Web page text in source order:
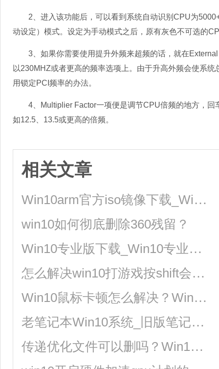
2、进入该功能后，可以看到系统自动识别CPU为
动设定）模式。设定为手动模式之后，原有灰色不可选的
3、如果你需要使用提升外频来超频的话，就在External
以230MHZ或者更高的频率选项上。由于升高外频会使系
用锁定PCI频率的办法。
4、Multiplier Factor一项便是调节CPU倍频的地方，回
如12.5、13.5或更高的倍频。
相关文章
Win10arm官方iso镜像下载_Win10arm版镜像64位下载
win10如何彻底删除360残留？
Win10专业版下载_Win10专业版极速安装系统64位
怎么解决win10打游戏按shift会切换输入法？
Win10鼠标卡顿怎么解决？Win10鼠标拖动窗口有延迟解决方法
老笔记本Win10系统_旧版笔记本Win10精简版系统
传递优化文件可以删吗？Win10删除传递优化文件的方法